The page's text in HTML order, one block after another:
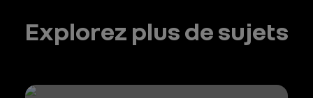
Explorez plus de sujets